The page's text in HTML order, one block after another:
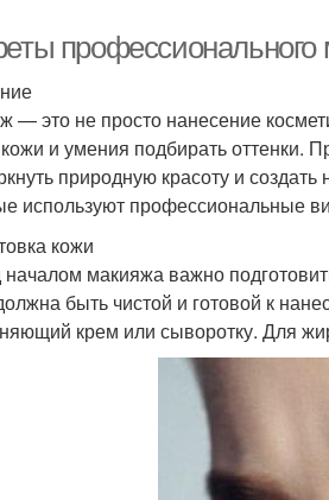
— это не просто нанесение
и умения подбирать оттенки.
природную красоту и
используют профессиональные
кожи
макияжа важно
быть чистой и готовой к
крем или сыворотку. Для